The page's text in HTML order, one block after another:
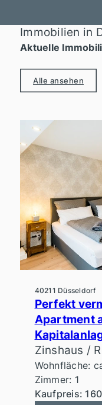
Immobilien in
Aktuelle
Alle ansehen
40211 Düsseldorf
Perfekt
Apartment
Zinshaus /
Wohnfläche:
Zimmer: 1
Kaufpreis: